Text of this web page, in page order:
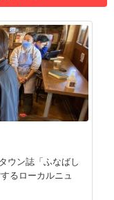
ウン誌「ふなばし
るローカルニュ